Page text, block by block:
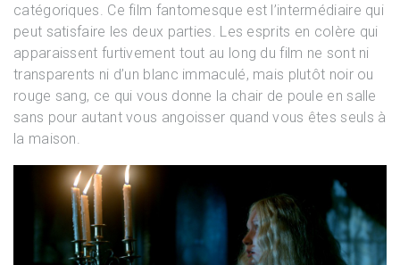
catégoriques. Ce film fantomesque est l’intermédiaire qui
peut satisfaire les deux parties. Les esprits en colère qui
apparaissent furtivement tout au long du film ne sont ni
transparents ni d’un blanc immaculé, mais plutôt noir ou
rouge sang, ce qui vous donne la chair de poule en salle
sans pour autant vous angoisser quand vous êtes seuls à
la maison.